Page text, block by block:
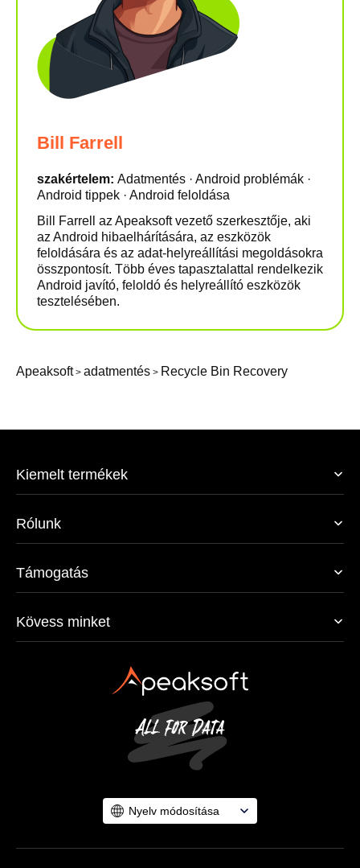
Bill Farrell
szakértelem: Adatmentés · Android problémák ·
Android tippek · Android feloldása
Bill Farrell az Apeaksoft vezető szerkesztője, aki
az Android hibaelhárítására, az eszközök
feloldására és az adat-helyreállítási megoldásokra
összpontosít. Több éves tapasztalattal rendelkezik
Android javító, feloldó és helyreállító eszközök
tesztelésében.
Apeaksoft> adatmentés > Recycle Bin Recovery
Kiemelt termékek
Rólunk
Támogatás
Kövess minket
Nyelv módosítása